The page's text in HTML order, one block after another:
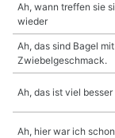
Ah, wann treffen sie
wieder
Ah, das sind Bagel mit
Zwiebelgeschmack.
Ah, das ist viel besser
Ah, hier war ich